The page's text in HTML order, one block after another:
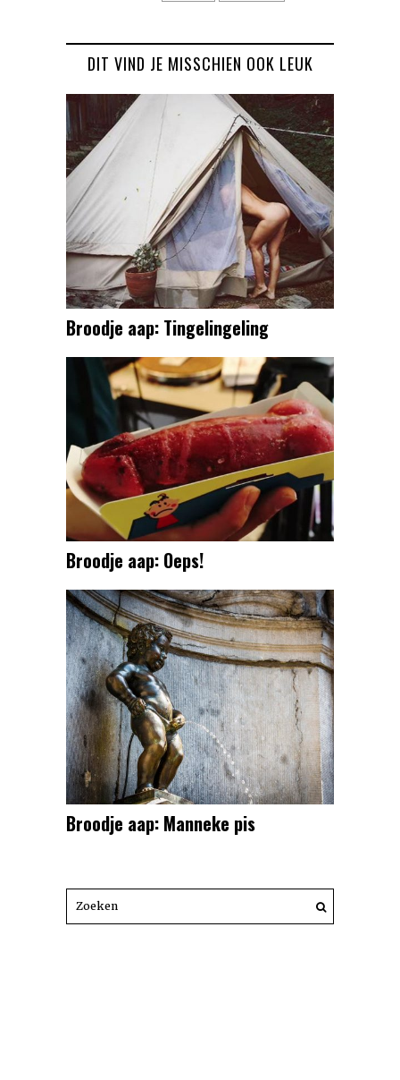
DIT VIND JE MISSCHIEN OOK LEUK
Broodje aap: Tingelingeling
Broodje aap: Oeps!
Broodje aap: Manneke pis